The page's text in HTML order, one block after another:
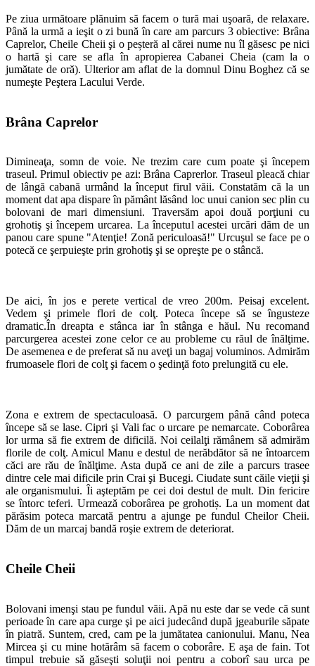
Pe ziua următoare plănuim să facem o tură mai uşoară, de relaxare.
Până la urmă a ieşit o zi bună în care am parcurs 3 obiective: Brâna
Caprelor, Cheile Cheii şi o peșteră al cărei nume nu îl găsesc pe nici
o hartă şi care se afla în apropierea Cabanei Cheia (cam la o
jumătate de oră). Ulterior am aflat de la domnul Dinu Boghez că se
numeşte Peştera Lacului Verde.
Brâna Caprelor
Dimineaţa, somn de voie. Ne trezim care cum poate şi începem
traseul. Primul obiectiv pe azi: Brâna Caprerlor. Traseul pleacă chiar
de lângă cabană urmând la început firul văii. Constatăm că la un
moment dat apa dispare în pământ lăsând loc unui canion sec plin cu
bolovani de mari dimensiuni. Traversăm apoi două porţiuni cu
grohotiş şi începem urcarea. La începutul acestei urcări dăm de un
panou care spune "Atenţie! Zonă periculoasă!" Urcuşul se face pe o
potecă ce şerpuieşte prin grohotiş şi se opreşte pe o stâncă.
De aici, în jos e perete vertical de vreo 200m. Peisaj excelent.
Vedem şi primele flori de colţ. Poteca începe să se îngusteze
dramatic.În dreapta e stânca iar în stânga e hăul. Nu recomand
parcurgerea acestei zone celor ce au probleme cu răul de înălţime.
De asemenea e de preferat să nu aveţi un bagaj voluminos. Admirăm
frumoasele flori de colţ şi facem o şedinţă foto prelungită cu ele.
Zona e extrem de spectaculoasă. O parcurgem până când poteca
începe să se lase. Cipri şi Vali fac o urcare pe nemarcate. Coborârea
lor urma să fie extrem de dificilă. Noi ceilalţi rămânem să admirăm
florile de colţ. Amicul Manu e destul de nerăbdător să ne întoarcem
căci are rău de înălţime. Asta după ce ani de zile a parcurs trasee
dintre cele mai dificile prin Crai şi Bucegi. Ciudate sunt căile vieţii şi
ale organismului. Îi aşteptăm pe cei doi destul de mult. Din fericire
se întorc teferi. Urmează coborârea pe grohotiș. La un moment dat
părăsim poteca marcată pentru a ajunge pe fundul Cheilor Cheii.
Dăm de un marcaj bandă roşie extrem de deteriorat.
Cheile Cheii
Bolovani imenşi stau pe fundul văii. Apă nu este dar se vede că sunt
perioade în care apa curge şi pe aici judecând după jgeaburile săpate
în piatră. Suntem, cred, cam pe la jumătatea canionului. Manu, Nea
Mircea şi cu mine hotărâm să facem o coborâre. E aşa de fain. Tot
timpul trebuie să găseşti soluţii noi pentru a coborî sau urca pe